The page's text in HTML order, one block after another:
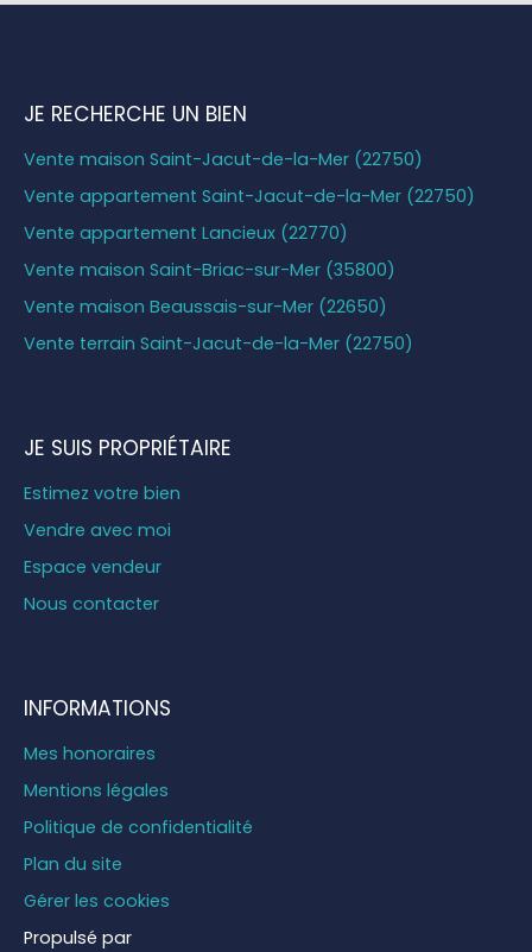
JE RECHERCHE UN BIEN
Vente maison Saint-Jacut-de-la-Mer (22750)
Vente appartement Saint-Jacut-de-la-Mer (22750)
Vente appartement Lancieux (22770)
Vente maison Saint-Briac-sur-Mer (35800)
Vente maison Beaussais-sur-Mer (22650)
Vente terrain Saint-Jacut-de-la-Mer (22750)
JE SUIS PROPRIÉTAIRE
Estimez votre bien
Vendre avec moi
Espace vendeur
Nous contacter
INFORMATIONS
Mes honoraires
Mentions légales
Politique de confidentialité
Plan du site
Gérer les cookies
Propulsé par